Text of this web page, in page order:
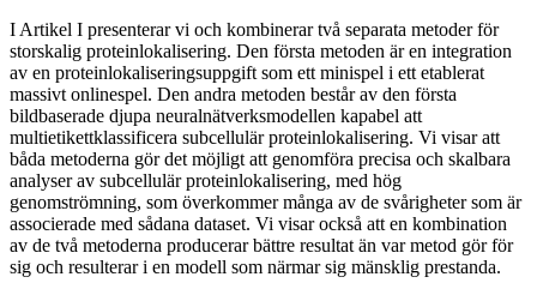
I Artikel I presenterar vi och kombinerar två separata metoder för
storskalig proteinlokalisering. Den första metoden är en integration
av en proteinlokaliseringsuppgift som ett minispel i ett etablerat
massivt onlinespel. Den andra metoden består av den första
bildbaserade djupa neuralnätverksmodellen kapabel att
multietikettklassificera subcellulär proteinlokalisering. Vi visar att
båda metoderna gör det möjligt att genomföra precisa och skalbara
analyser av subcellulär proteinlokalisering, med hög
genomströmning, som överkommer många av de svårigheter som är
associerade med sådana dataset. Vi visar också att en kombination
av de två metoderna producerar bättre resultat än var metod gör för
sig och resulterar i en modell som närmar sig mänsklig prestanda.